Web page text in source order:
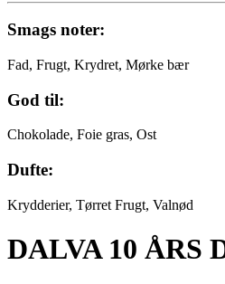
Smags noter:
Fad, Frugt, Krydret, Mørke bær
God til:
Chokolade, Foie gras, Ost
Dufte:
Krydderier, Tørret Frugt, Valnød
DALVA 10 ÅRS